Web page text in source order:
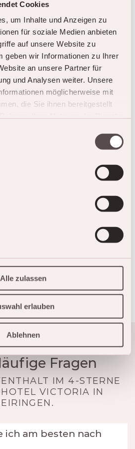
Cookies
um Inhalte und Anzeigen zu
für soziale Medien anbieten
auf unsere Website zu
geben wir Informationen zu Ihrer
an unsere Partner für
und Analysen weiter. Unsere
möglicherweise mit
die Sie ihnen bereitgestellt
Alle zulassen
erlauben
Ablehnen
der Geschichte vom
Holmes mitreissen. Auch
wie das
Schilthorn sind nur ein
Fragen
IM 4-STERNE
VICTORIA IN
ich am besten nach